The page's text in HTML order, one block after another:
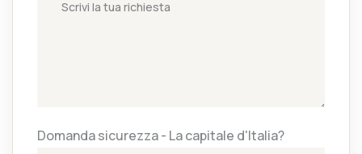
Domanda sicurezza - La capitale d'Italia?